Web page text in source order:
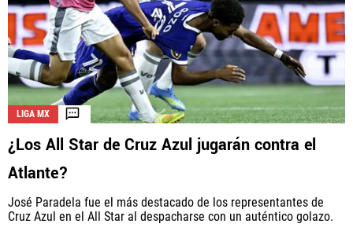
LIGA MX
¿Los All Star de Cruz Azul jugarán contra el
Atlante?
José Paradela fue el más destacado de los representantes de
Cruz Azul en el All Star al despacharse con un auténtico golazo.